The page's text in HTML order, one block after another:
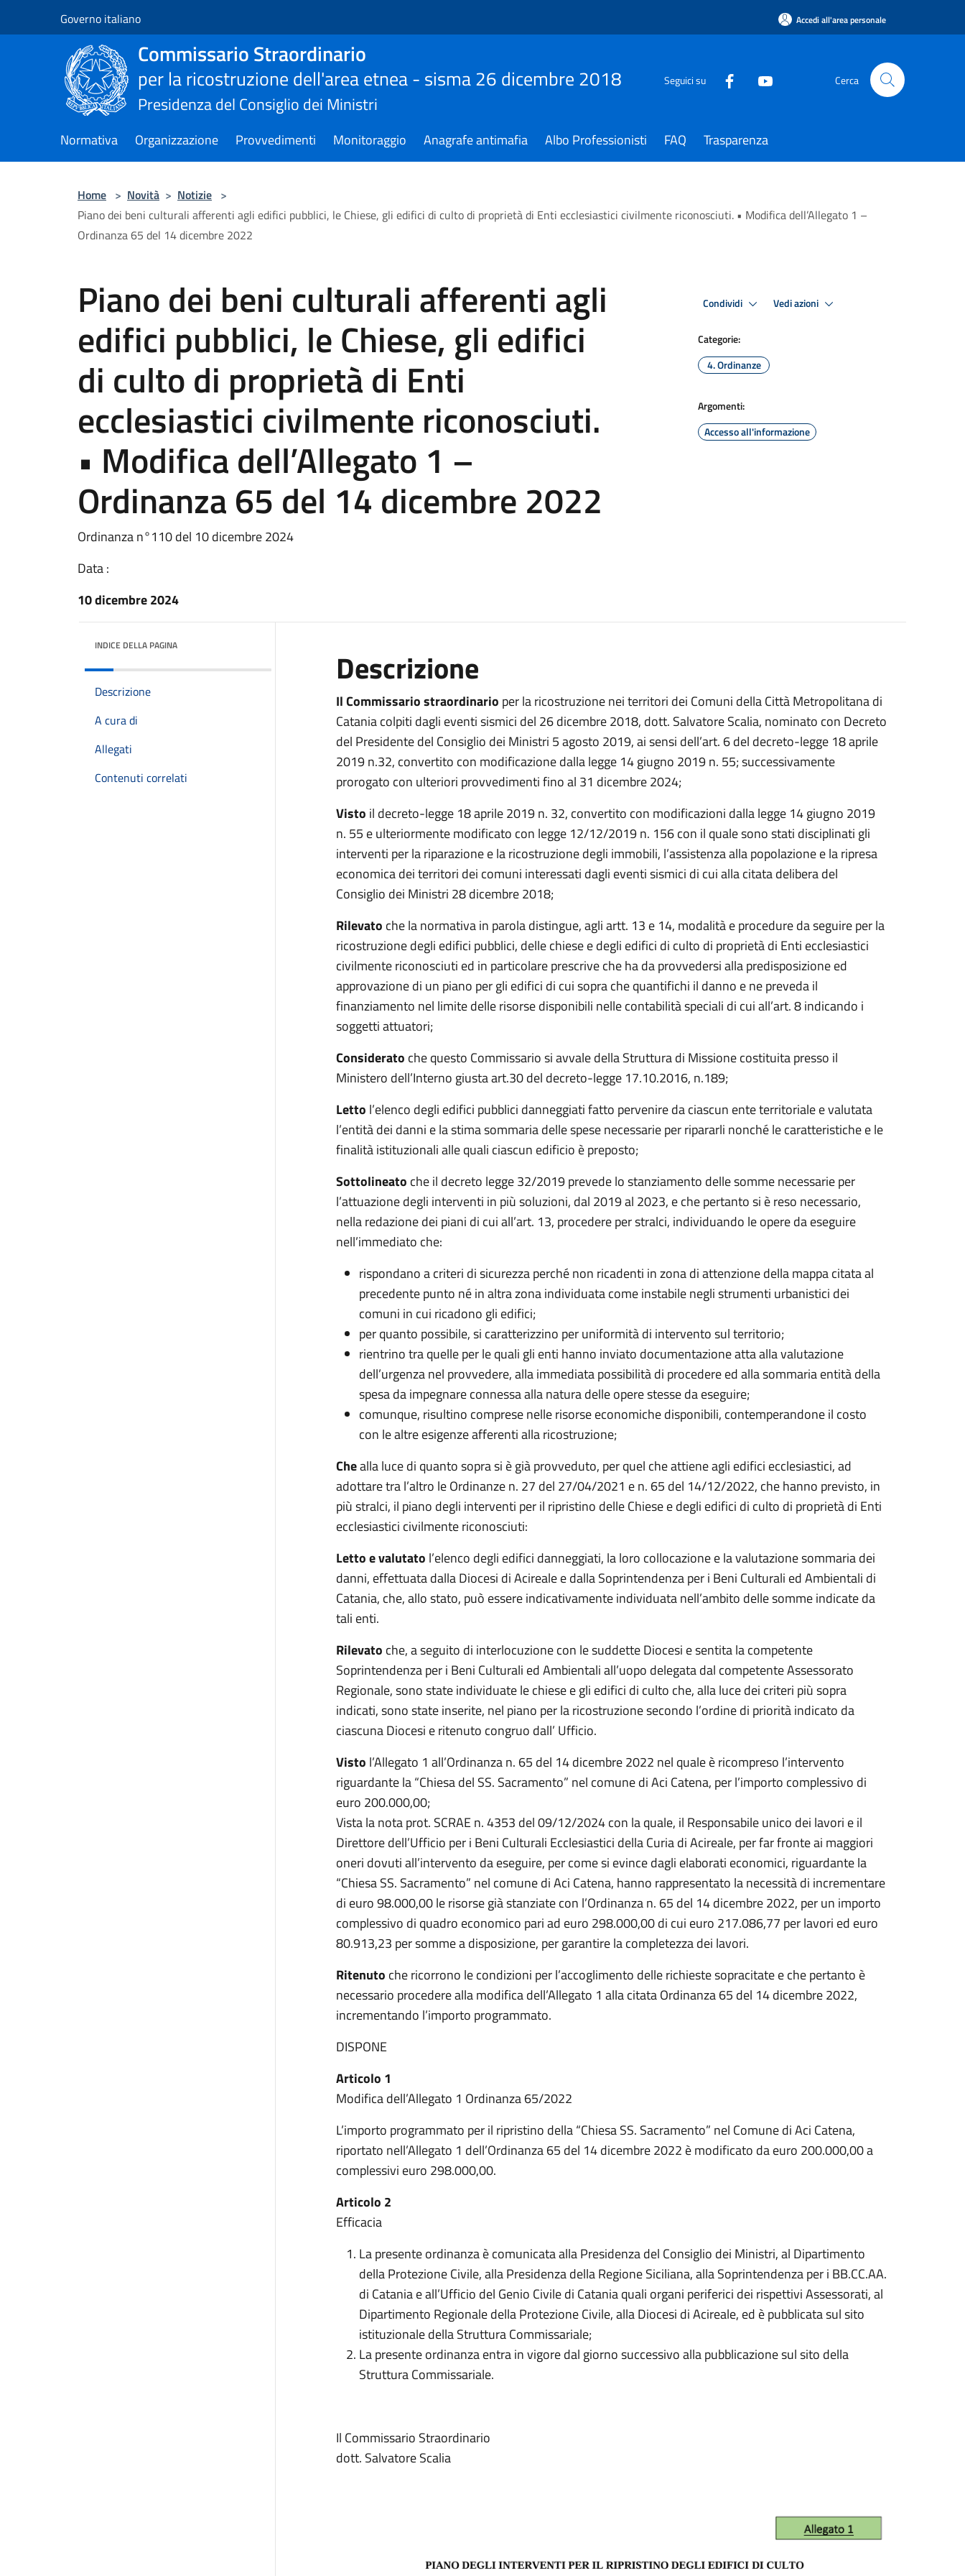
Governo italiano Accedi all'area personale
Commissario Straordinario
per la ricostruzione dell'area etnea - sisma 26 dicembre 2018
Presidenza del Consiglio dei Ministri
Seguici su Cerca
Normativa Organizzazione Provvedimenti Monitoraggio Anagrafe antimafia Albo Professionisti FAQ Trasparenza
Home > Novità > Notizie >
Piano dei beni culturali afferenti agli edifici pubblici, le Chiese, gli edifici di culto di proprietà di Enti ecclesiastici civilmente riconosciuti. • Modifica dell’Allegato 1 –
Ordinanza 65 del 14 dicembre 2022
Piano dei beni culturali afferenti agli
edifici pubblici, le Chiese, gli edifici
di culto di proprietà di Enti
ecclesiastici civilmente riconosciuti.
• Modifica dell’Allegato 1 –
Ordinanza 65 del 14 dicembre 2022
Ordinanza n°110 del 10 dicembre 2024
Data :
10 dicembre 2024
Condividi Vedi azioni
Categorie:
4. Ordinanze
Argomenti:
Accesso all'informazione
INDICE DELLA PAGINA
Descrizione
A cura di
Allegati
Contenuti correlati
Descrizione
Il Commissario straordinario per la ricostruzione nei territori dei Comuni della Città Metropolitana di
Catania colpiti dagli eventi sismici del 26 dicembre 2018, dott. Salvatore Scalia, nominato con Decreto
del Presidente del Consiglio dei Ministri 5 agosto 2019, ai sensi dell’art. 6 del decreto-legge 18 aprile
2019 n.32, convertito con modificazione dalla legge 14 giugno 2019 n. 55; successivamente
prorogato con ulteriori provvedimenti fino al 31 dicembre 2024;
Visto il decreto-legge 18 aprile 2019 n. 32, convertito con modificazioni dalla legge 14 giugno 2019
n. 55 e ulteriormente modificato con legge 12/12/2019 n. 156 con il quale sono stati disciplinati gli
interventi per la riparazione e la ricostruzione degli immobili, l’assistenza alla popolazione e la ripresa
economica dei territori dei comuni interessati dagli eventi sismici di cui alla citata delibera del
Consiglio dei Ministri 28 dicembre 2018;
Rilevato che la normativa in parola distingue, agli artt. 13 e 14, modalità e procedure da seguire per la
ricostruzione degli edifici pubblici, delle chiese e degli edifici di culto di proprietà di Enti ecclesiastici
civilmente riconosciuti ed in particolare prescrive che ha da provvedersi alla predisposizione ed
approvazione di un piano per gli edifici di cui sopra che quantifichi il danno e ne preveda il
finanziamento nel limite delle risorse disponibili nelle contabilità speciali di cui all’art. 8 indicando i
soggetti attuatori;
Considerato che questo Commissario si avvale della Struttura di Missione costituita presso il
Ministero dell’Interno giusta art.30 del decreto-legge 17.10.2016, n.189;
Letto l’elenco degli edifici pubblici danneggiati fatto pervenire da ciascun ente territoriale e valutata
l’entità dei danni e la stima sommaria delle spese necessarie per ripararli nonché le caratteristiche e le
finalità istituzionali alle quali ciascun edificio è preposto;
Sottolineato che il decreto legge 32/2019 prevede lo stanziamento delle somme necessarie per
l’attuazione degli interventi in più soluzioni, dal 2019 al 2023, e che pertanto si è reso necessario,
nella redazione dei piani di cui all’art. 13, procedere per stralci, individuando le opere da eseguire
nell’immediato che:
rispondano a criteri di sicurezza perché non ricadenti in zona di attenzione della mappa citata al
precedente punto né in altra zona individuata come instabile negli strumenti urbanistici dei
comuni in cui ricadono gli edifici;
per quanto possibile, si caratterizzino per uniformità di intervento sul territorio;
rientrino tra quelle per le quali gli enti hanno inviato documentazione atta alla valutazione
dell’urgenza nel provvedere, alla immediata possibilità di procedere ed alla sommaria entità della
spesa da impegnare connessa alla natura delle opere stesse da eseguire;
comunque, risultino comprese nelle risorse economiche disponibili, contemperandone il costo
con le altre esigenze afferenti alla ricostruzione;
Chealla luce di quanto sopra si è già provveduto, per quel che attiene agli edifici ecclesiastici, ad
adottare tra l’altro le Ordinanze n. 27 del 27/04/2021 e n. 65 del 14/12/2022, che hanno previsto, in
più stralci, il piano degli interventi per il ripristino delle Chiese e degli edifici di culto di proprietà di Enti
ecclesiastici civilmente riconosciuti:
Letto e valutato l’elenco degli edifici danneggiati, la loro collocazione e la valutazione sommaria dei
danni, effettuata dalla Diocesi di Acireale e dalla Soprintendenza per i Beni Culturali ed Ambientali di
Catania, che, allo stato, può essere indicativamente individuata nell’ambito delle somme indicate da
tali enti.
Rilevato che, a seguito di interlocuzione con le suddette Diocesi e sentita la competente
Soprintendenza per i Beni Culturali ed Ambientali all’uopo delegata dal competente Assessorato
Regionale, sono state individuate le chiese e gli edifici di culto che, alla luce dei criteri più sopra
indicati, sono state inserite, nel piano per la ricostruzione secondo l’ordine di priorità indicato da
ciascuna Diocesi e ritenuto congruo dall’ Ufficio.
Visto l’Allegato 1 all’Ordinanza n. 65 del 14 dicembre 2022 nel quale è ricompreso l’intervento
riguardante la “Chiesa del SS. Sacramento” nel comune di Aci Catena, per l’importo complessivo di
euro 200.000,00;
Vista la nota prot. SCRAE n. 4353 del 09/12/2024 con la quale, il Responsabile unico dei lavori e il
Direttore dell’Ufficio per i Beni Culturali Ecclesiastici della Curia di Acireale, per far fronte ai maggiori
oneri dovuti all’intervento da eseguire, per come si evince dagli elaborati economici, riguardante la
“Chiesa SS. Sacramento” nel comune di Aci Catena, hanno rappresentato la necessità di incrementare
di euro 98.000,00 le risorse già stanziate con l’Ordinanza n. 65 del 14 dicembre 2022, per un importo
complessivo di quadro economico pari ad euro 298.000,00 di cui euro 217.086,77 per lavori ed euro
80.913,23 per somme a disposizione, per garantire la completezza dei lavori.
Ritenuto che ricorrono le condizioni per l’accoglimento delle richieste sopracitate e che pertanto è
necessario procedere alla modifica dell’Allegato 1 alla citata Ordinanza 65 del 14 dicembre 2022,
incrementando l’importo programmato.
DISPONE
Articolo 1
Modifica dell’Allegato 1 Ordinanza 65/2022
L’importo programmato per il ripristino della “Chiesa SS. Sacramento” nel Comune di Aci Catena,
riportato nell’Allegato 1 dell’Ordinanza 65 del 14 dicembre 2022 è modificato da euro 200.000,00 a
complessivi euro 298.000,00.
Articolo 2
Efficacia
La presente ordinanza è comunicata alla Presidenza del Consiglio dei Ministri, al Dipartimento
della Protezione Civile, alla Presidenza della Regione Siciliana, alla Soprintendenza per i BB.CC.AA.
di Catania e all’Ufficio del Genio Civile di Catania quali organi periferici dei rispettivi Assessorati, al
Dipartimento Regionale della Protezione Civile, alla Diocesi di Acireale, ed è pubblicata sul sito
istituzionale della Struttura Commissariale;
La presente ordinanza entra in vigore dal giorno successivo alla pubblicazione sul sito della
Struttura Commissariale.
Il Commissario Straordinario
dott. Salvatore Scalia